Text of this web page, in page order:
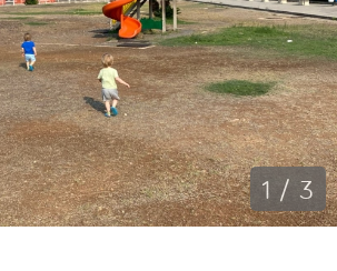
Kontakt
Impressum
Anmelden 1 / 3